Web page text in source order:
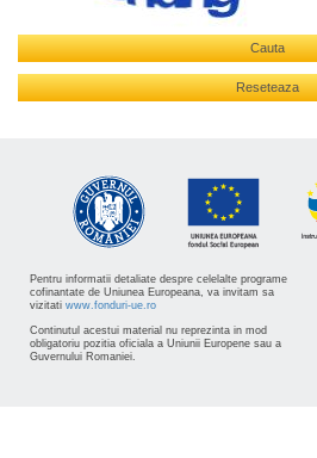
Cauta
Reseteaza
Pentru informatii detaliate despre celelalte programe
cofinantate de Uniunea Europeana, va invitam sa
vizitati www.fonduri-ue.ro
Continutul acestui material nu reprezinta in mod
obligatoriu pozitia oficiala a Uniunii Europene sau a
Guvernului Romaniei.